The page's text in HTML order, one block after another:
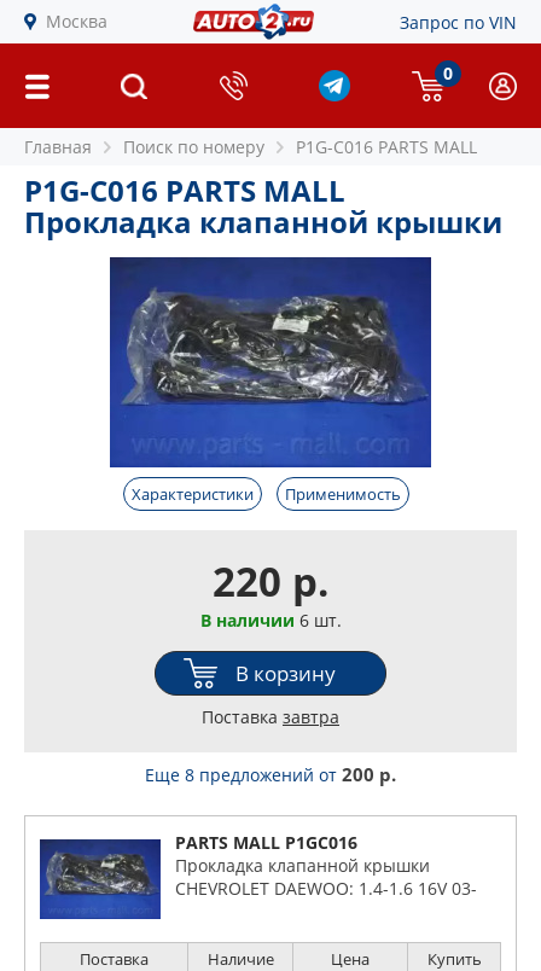
Москва Запрос по VIN
0
Главная Поиск по номеру P1G-C016 PARTS MALL
P1G-C016 PARTS MALL
Прокладка клапанной крышки
Характеристики Применимость
220 р.
В наличии 6 шт.
В корзину
Поставка завтра
Еще 8 предложений от 200 р.
PARTS MALL P1GC016
Прокладка клапанной крышки
CHEVROLET DAEWOO: 1.4-1.6 16V 03-
Поставка Наличие Цена Купить